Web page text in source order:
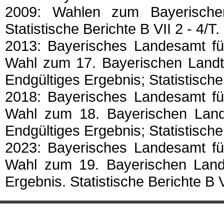
2009: Wahlen zum
Statistische Berichte B VII 2 - 4/
2013: Bayerisches Landesamt
Wahl zum 17. Bayerischen
Endgültiges Ergebnis;
2018: Bayerisches Landesamt
Wahl zum 18. Bayerischen
Endgültiges Ergebnis;
2023: Bayerisches Landesamt
Wahl zum 19. Bayerischen
Ergebnis. Statistische Berichte B